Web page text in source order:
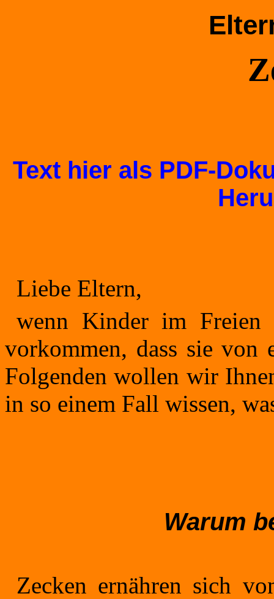
Text hier als PDF-
Liebe Eltern,
wenn Kinder im Freien
vorkommen, dass sie von
Folgenden wollen wir
in so einem Fall wissen,
Warum
Zecken ernähren sich